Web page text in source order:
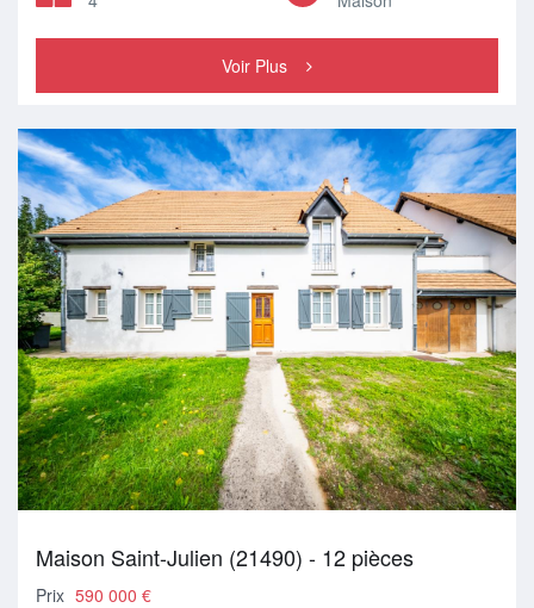
Voir Plus
Maison Saint-Julien (21490) - 12 pièces
Prix 590 000 €